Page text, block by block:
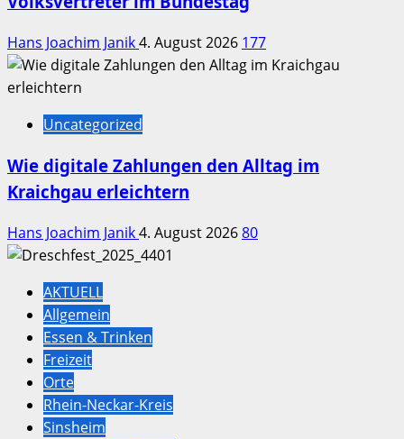
Hans Joachim Janik4. August 2026 177
Uncategorized
Wie digitale Zahlungen den Alltag im
Kraichgau erleichtern
Hans Joachim Janik4. August 202680
AKTUELL
Allgemein
Essen & Trinken
Freizeit
Orte
Rhein-Neckar-Kreis
Sinsheim